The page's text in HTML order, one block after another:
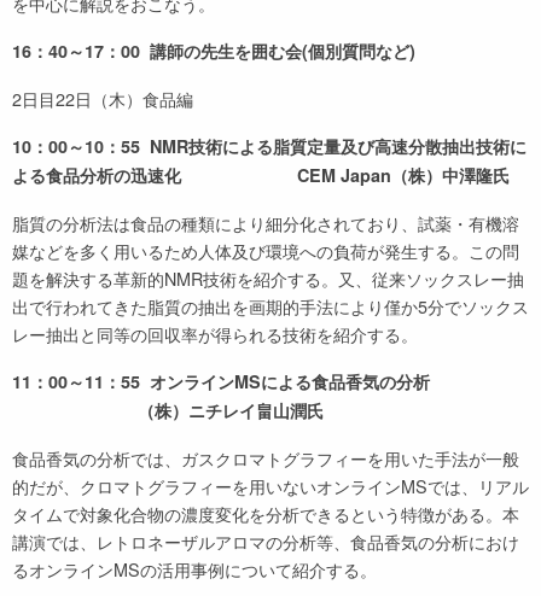
16：40～17：00 講師の先生を囲む会(個別質問など)
2日目22日（木）食品編
10：00～10：55 NMR技術による脂質定量及び高速分散抽出技術に
よる食品分析の迅速化 CEM Japan（株）中澤隆氏
脂質の分析法は食品の種類により細分化されており、試薬・有機溶
媒などを多く用いるため人体及び環境への負荷が発生する。この問
題を解決する革新的NMR技術を紹介する。又、従来ソックスレー抽
出で行われてきた脂質の抽出を画期的手法により僅か5分でソックス
レー抽出と同等の回収率が得られる技術を紹介する。
11：00～11：55 オンラインMSによる食品香気の分析
（株）ニチレイ畠山潤氏
食品香気の分析では、ガスクロマトグラフィーを用いた手法が一般
的だが、クロマトグラフィーを用いないオンラインMSでは、リアル
タイムで対象化合物の濃度変化を分析できるという特徴がある。本
講演では、レトロネーザルアロマの分析等、食品香気の分析におけ
るオンラインMSの活用事例について紹介する。